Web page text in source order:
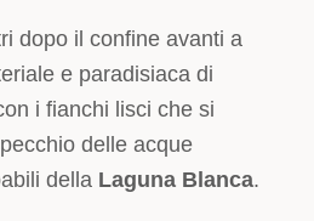
dopo il confine avanti a
e paradisiaca di
i fianchi lisci che si
delle acque
della Laguna Blanca.